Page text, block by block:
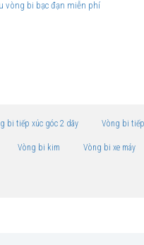
vòng bi bạc đạn miễn phí
bi tiếp xúc góc 2 dãy Vòng bi
Vòng bi kim Vòng bi xe máy